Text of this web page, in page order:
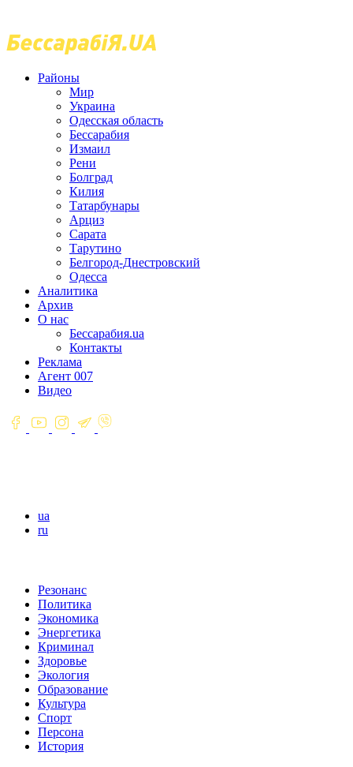
Районы
Мир
Украина
Одесская область
Бессарабия
Измаил
Рени
Болград
Килия
Татарбунары
Арциз
Сарата
Тарутино
Белгород-Днестровский
Одесса
Аналитика
Архив
О нас
Бессарабия.ua
Контакты
Реклама
Агент 007
Видео
ua
ru
Резонанс
Политика
Экономика
Энергетика
Криминал
Здоровье
Экология
Образование
Культура
Спорт
Персона
История